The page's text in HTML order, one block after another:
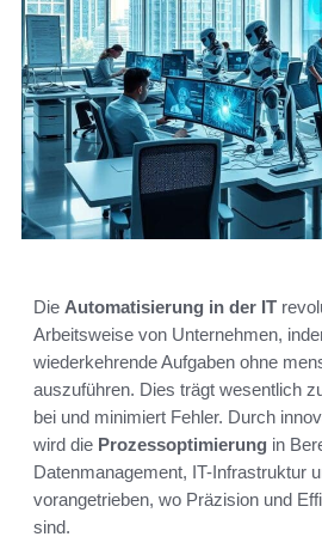
Die Automatisierung in der IT
Arbeitsweise von Unternehmen,
wiederkehrende Aufgaben ohne
auszuführen. Dies trägt wesentlich
bei und minimiert Fehler. Durch
wird die Prozessoptimierung in
Datenmanagement, IT-Infrastruktur
vorangetrieben, wo Präzision und
sind.